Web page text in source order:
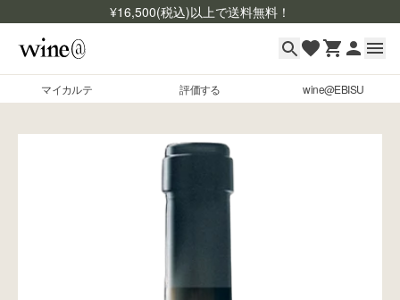
¥16,500(税込)以上で送料無料！
マイカルテ 評価する wine@EBISU
マイカルテ